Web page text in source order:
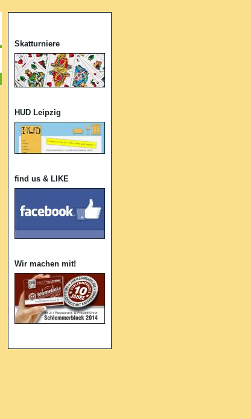
Skatturniere
HUD Leipzig
find us & LIKE
Wir machen mit!